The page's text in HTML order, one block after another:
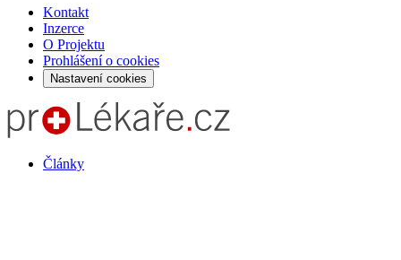
Kontakt
Inzerce
O Projektu
Prohlášení o cookies
Nastavení cookies
Články